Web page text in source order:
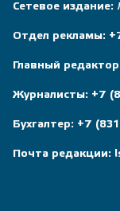
Сетевое издание:
Отдел рекламы:
Главный
Журналисты: +7
Бухгалтер: +7
Почта редакции: